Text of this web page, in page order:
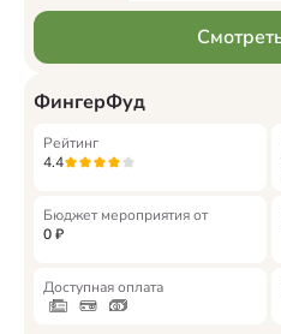
ФингерФуд
Рейтинг
4.4
Бюджет мероприятия от
0₽
Доступная оплата